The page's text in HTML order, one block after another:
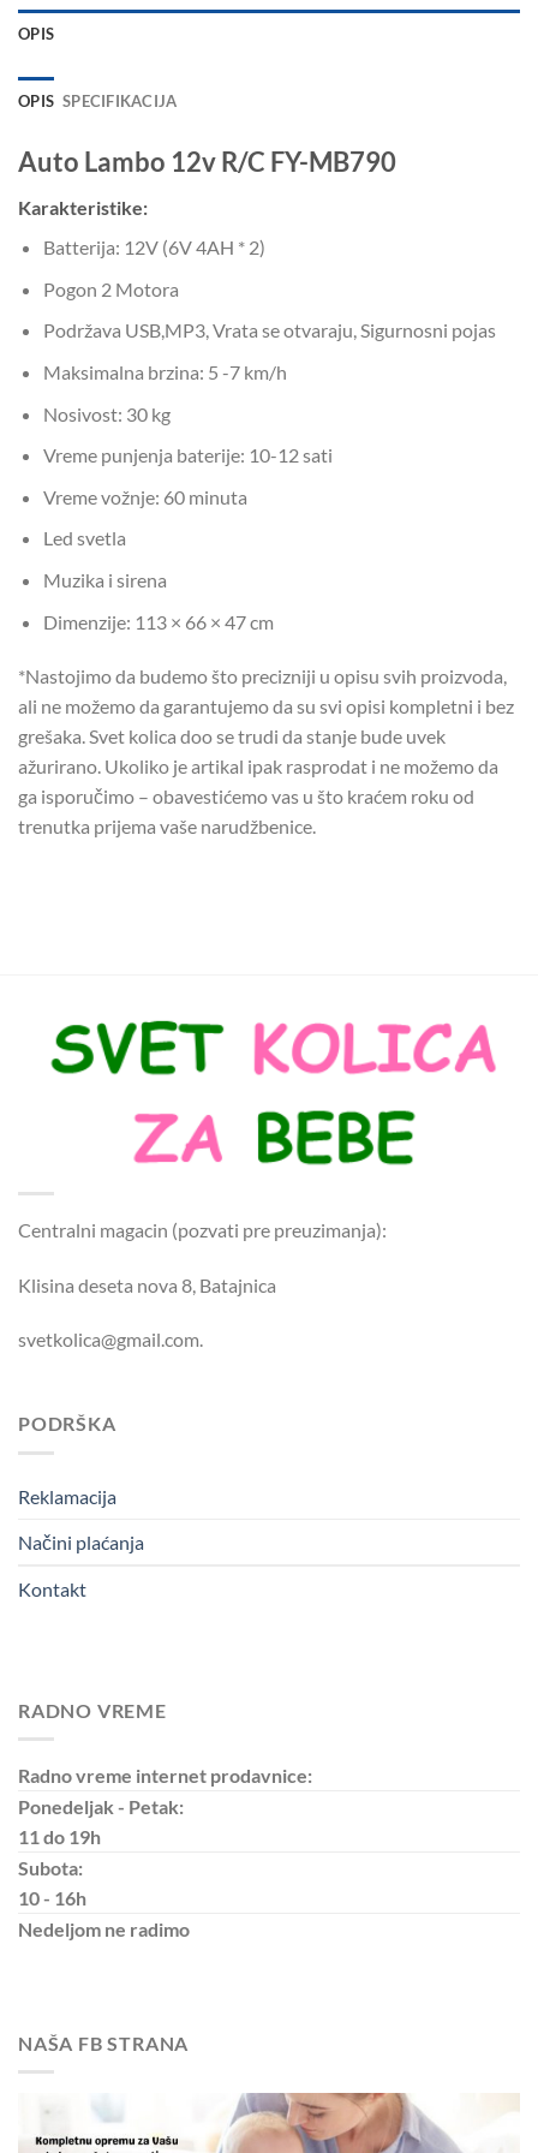
OPIS
OPIS SPECIFIKACIJA
Auto Lambo 12v R/C FY-MB790
Karakteristike:
Batterija: 12V (6V 4AH * 2)
Pogon 2 Motora
Podržava USB,MP3, Vrata se otvaraju, Sigurnosni pojas
Maksimalna brzina: 5 -7 km/h
Nosivost: 30 kg
Vreme punjenja baterije: 10-12 sati
Vreme vožnje: 60 minuta
Led svetla
Muzika i sirena
Dimenzije: 113 × 66 × 47 cm
*Nastojimo da budemo što precizniji u opisu svih proizvoda,
ali ne možemo da garantujemo da su svi opisi kompletni i bez
grešaka. Svet kolica doo se trudi da stanje bude uvek
ažurirano. Ukoliko je artikal ipak rasprodat i ne možemo da
ga isporučimo – obavestićemo vas u što kraćem roku od
trenutka prijema vaše narudžbenice.
Centralni magacin (pozvati pre preuzimanja):
Klisina deseta nova 8, Batajnica
svetkolica@gmail.com.
PODRŠKA
Reklamacija
Načini plaćanja
Kontakt
RADNO VREME
Radno vreme internet prodavnice:
Ponedeljak - Petak:
11 do 19h
Subota:
10 - 16h
Nedeljom ne radimo
NAŠA FB STRANA